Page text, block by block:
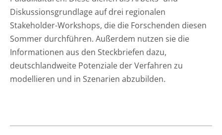
Diskussionsgrundlage auf drei regionalen
Stakeholder-Workshops, die die Forschenden diesen
Sommer durchführen. Außerdem nutzen sie die
Informationen aus den Steckbriefen dazu,
deutschlandweite Potenziale der Verfahren zu
modellieren und in Szenarien abzubilden.